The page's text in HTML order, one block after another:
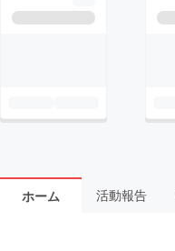
ホーム 活動報告